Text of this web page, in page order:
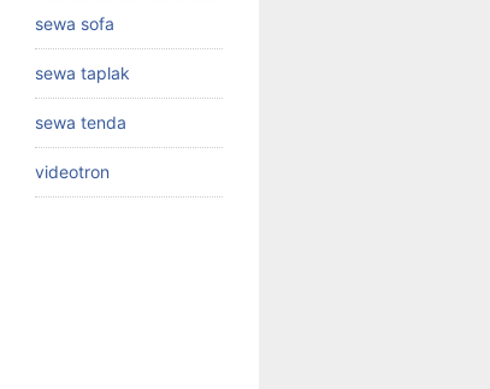
sewa sofa
sewa taplak
sewa tenda
videotron